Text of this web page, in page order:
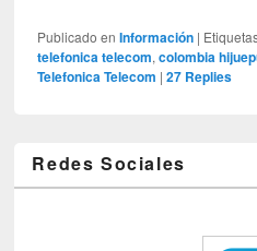
Publicado en Información |
telefonica telecom,colombia
Telefonica Telecom |27 Replies
Redes Sociales